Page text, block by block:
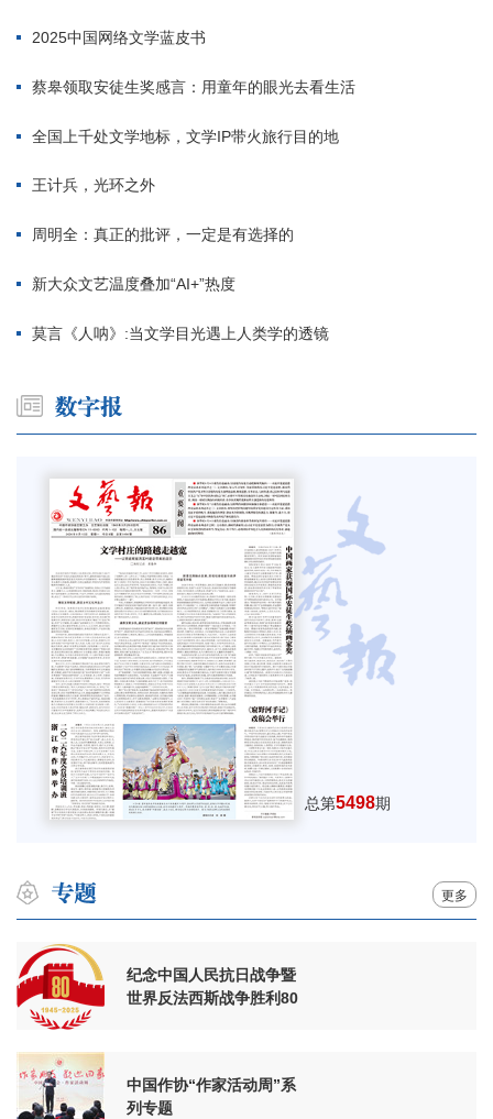
2025中国网络文学蓝皮书
蔡皋领取安徒生奖感言：用童年的眼光去看生活
全国上千处文学地标，文学IP带火旅行目的地
王计兵，光环之外
周明全：真正的批评，一定是有选择的
新大众文艺温度叠加“AI+”热度
莫言《人呐》:当文学目光遇上人类学的透镜
总第5498期
更多
纪念中国人民抗日战争暨
世界反法西斯战争胜利80
中国作协“作家活动周”系
列专题